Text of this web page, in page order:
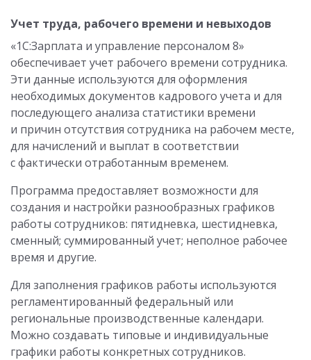
Учет труда, рабочего времени и невыходов
«1С:Зарплата и управление персоналом 8»
обеспечивает учет рабочего времени сотрудника.
Эти данные используются для оформления
необходимых документов кадрового учета и для
последующего анализа статистики времени
и причин отсутствия сотрудника на рабочем месте,
для начислений и выплат в соответствии
с фактически отработанным временем.
Программа предоставляет возможности для
создания и настройки разнообразных графиков
работы сотрудников: пятидневка, шестидневка,
сменный; суммированный учет; неполное рабочее
время и другие.
Для заполнения графиков работы используются
регламентированный федеральный или
региональные производственные календари.
Можно создавать типовые и индивидуальные
графики работы конкретных сотрудников.